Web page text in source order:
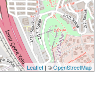
Leaflet| ©OpenStreetMap